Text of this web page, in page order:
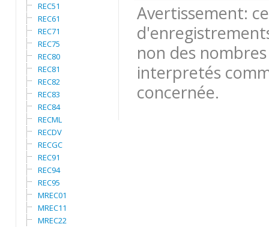
REC51
REC61
REC71
REC75
REC80
REC81
REC82
REC83
REC84
RECML
RECDV
RECGC
REC91
REC94
REC95
MREC01
MREC11
MREC22
Avertissement:
non des
interpretés
concernée.